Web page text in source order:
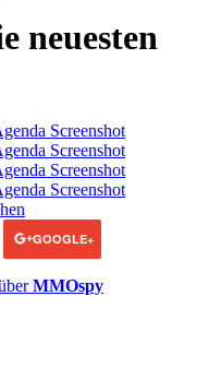
neuesten
GOOGLE+
MMOspy